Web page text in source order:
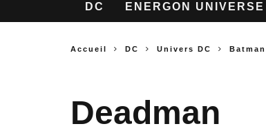
DC ENERGON UNIVERSE
Accueil DC Univers DC Batman
Deadman